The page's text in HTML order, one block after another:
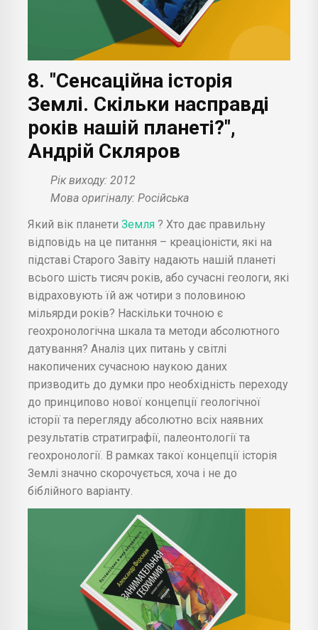
8. "Сенсаційна історія
Землі. Скільки насправді
років нашій планеті?",
Андрій Скляров
Рік виходу: 2012
Мова оригіналу: Російська
Який вік планети Земля ? Хто дає правильну
відповідь на це питання – креаціоністи, які на
підставі Старого Завіту надають нашій планеті
всього шість тисяч років, або сучасні геологи, які
відраховують їй аж чотири з половиною
мільярди років? Наскільки точною є
геохронологічна шкала та методи абсолютного
датування? Аналіз цих питань у світлі
накопичених сучасною наукою даних
призводить до думки про необхідність переходу
до принципово нової концепції геологічної
історії та перегляду абсолютно всіх наявних
результатів стратиграфії, палеонтології та
геохронології. В рамках такої концепції історія
Землі значно скорочується, хоча і не до
біблійного варіанту.